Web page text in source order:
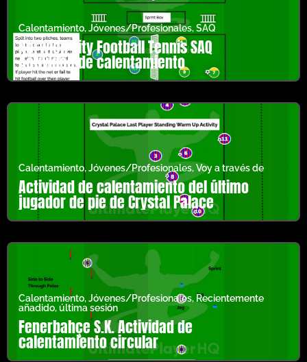
Calentamiento,Jóvenes/Profesionales,SAQ
Norwich City Football Tennis SAQ
Actividad de calentamiento
Calentamiento,Jóvenes/Profesionales,Voy a través de
Actividad de calentamiento del último
jugador de pie de Crystal Palace
Calentamiento,Jóvenes/Profesionales,Recientemente
añadido,última sesión
Fenerbahçe S.K. Actividad de
calentamiento circular